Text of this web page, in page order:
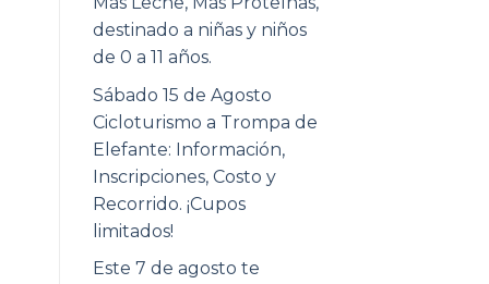
destinado a niñas y niños
de 0 a 11 años.
Sábado 15 de Agosto
Cicloturismo a Trompa de
Elefante: Información,
Inscripciones, Costo y
Recorrido. ¡Cupos
limitados!
Este 7 de agosto te